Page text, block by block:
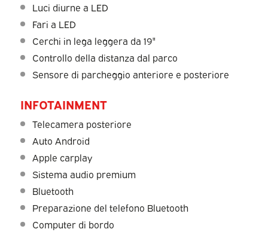
Luci diurne a LED
Fari a LED
Cerchi in lega leggera da 19"
Controllo della distanza dal parco
Sensore di parcheggio anteriore e posteriore
INFOTAINMENT
Telecamera posteriore
Auto Android
Apple carplay
Sistema audio premium
Bluetooth
Preparazione del telefono Bluetooth
Computer di bordo